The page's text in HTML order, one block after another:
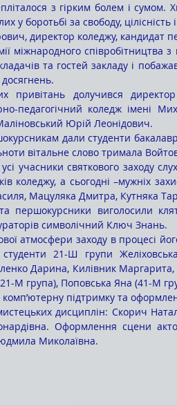
з гірким болем і
у боротьбі за свободу,
директор коледжу, кандидат
міжнародного співробітництва
та гостей закладу і
досягнень.
привітань долучився
педагогічний коледж імені
Юрій Леонідович.
дали студенти
вітальне слово тримала
учасники святкового заходу
коледжу, а сьогодні –мужніх
Мацуляка Дмитра, Кутняка
першокурсники виголосили
символічний Ключ Знань.
21-Ш групи
Дарина, Килівник
М група), Поповська Яна (41-М
підтримку та
дисциплін: Скорич
Оформлення сцени
Миколаївна.